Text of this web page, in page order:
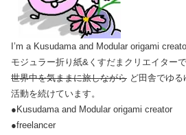
I’m a Kusudama and Modular origami
モジュラー折り紙&くすだまクリエイターで
世界中を気ままに旅しながら ど田舎でゆ
活動を続けています。
●Kusudama and Modular origami creator
●freelancer